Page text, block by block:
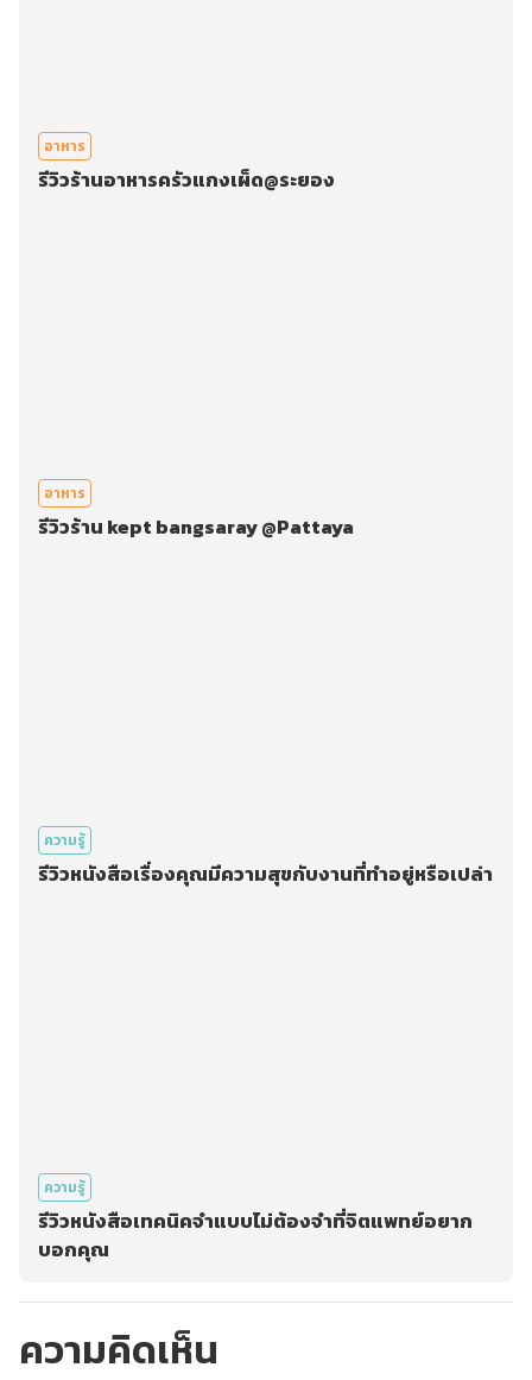
อาหาร
รีวิวร้านอาหารครัวแกงเผ็ด@ระยอง
อาหาร
รีวิวร้าน kept bangsaray @Pattaya
ความรู้
รีวิวหนังสือเรื่องคุณมีความสุขกับงานที่ทำอยู่หรือเปล่า
ความรู้
รีวิวหนังสือเทคนิคจำแบบไม่ต้องจำที่จิตแพทย์อยาก
บอกคุณ
ความคิดเห็น